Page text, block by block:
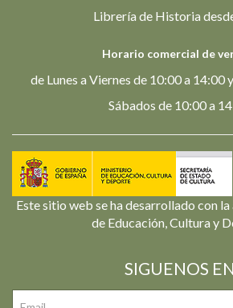
Librería de Historia
Horario comercial de
de Lunes a Viernes de 10:00 a 14:00
Sábados de 10:00 a
Este sitio web se ha desarrollado con
de Educación, Cultura y
SIGUENOS EN